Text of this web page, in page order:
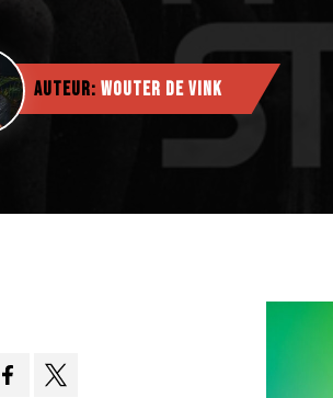
Auteur: Wouter de Vink